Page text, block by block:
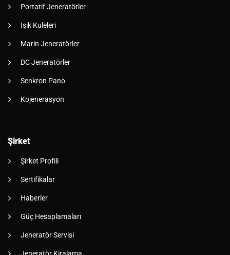
Portatif Jeneratörler
Işık Kuleleri
Marin Jeneratörler
DC Jeneratörler
Senkron Pano
Kojenerasyon
Şirket
Şirket Profili
Sertifikalar
Haberler
Güç Hesaplamaları
Jeneratör Servisi